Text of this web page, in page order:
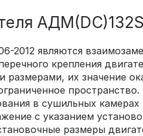
2012 являются
крепления
их значение
пространство.
в сушильных
с указанием
размеры